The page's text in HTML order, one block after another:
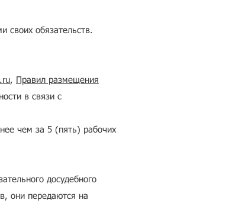
своих обязательств.
, Правил размещения
в связи с
чем за 5 (пять) рабочих
досудебного
они передаются на